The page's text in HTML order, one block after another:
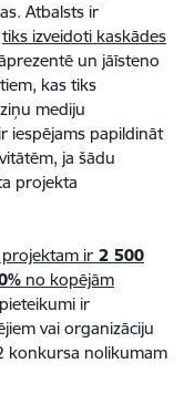
Atbalsts ir
tiks izveidoti kaskādes
un jāīsteno
kas tiks
mediju
iespējams papildināt
ja šādu
projekta
projektam ir 2 500
no kopējām
ir
vai organizāciju
konkursa nolikumam